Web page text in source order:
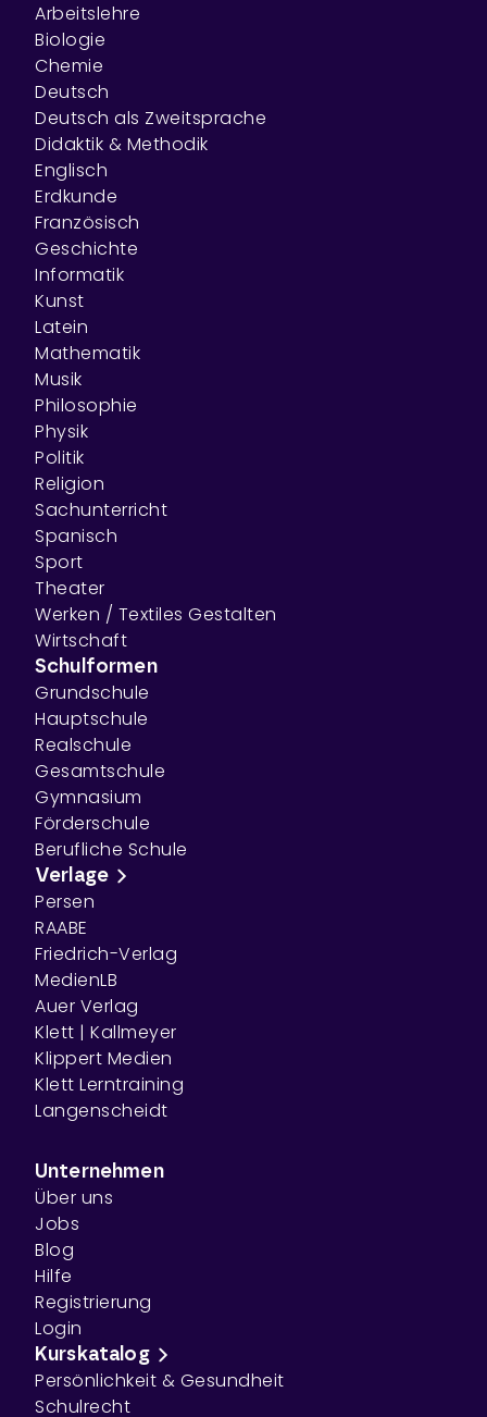
Arbeitslehre
Biologie
Chemie
Deutsch
Deutsch als Zweitsprache
Didaktik & Methodik
Englisch
Erdkunde
Französisch
Geschichte
Informatik
Kunst
Latein
Mathematik
Musik
Philosophie
Physik
Politik
Religion
Sachunterricht
Spanisch
Sport
Theater
Werken / Textiles Gestalten
Wirtschaft
Schulformen
Grundschule
Hauptschule
Realschule
Gesamtschule
Gymnasium
Förderschule
Berufliche Schule
Verlage
Persen
RAABE
Friedrich-Verlag
MedienLB
Auer Verlag
Klett | Kallmeyer
Klippert Medien
Klett Lerntraining
Langenscheidt
Unternehmen
Über uns
Jobs
Blog
Hilfe
Registrierung
Login
Kurskatalog
Persönlichkeit & Gesundheit
Schulrecht